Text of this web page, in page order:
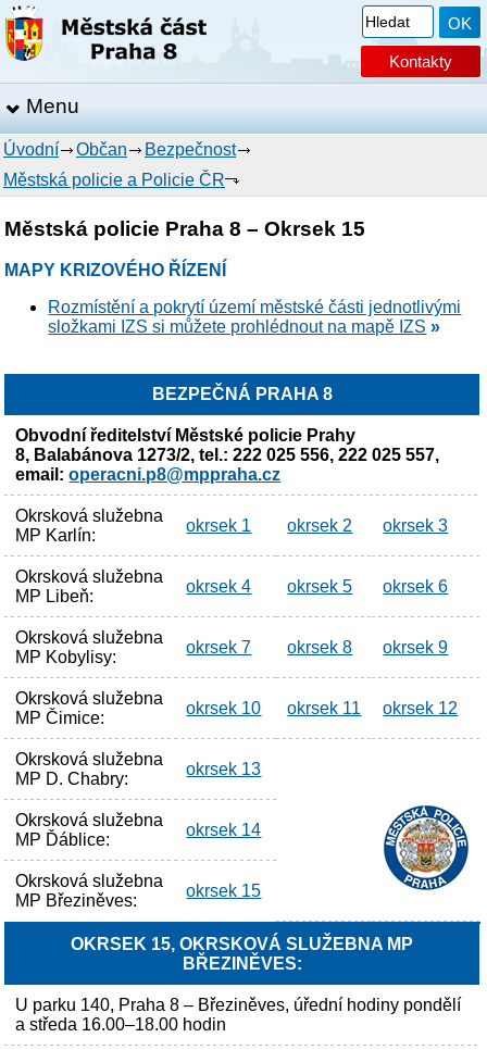
Kontakty
Menu
Úvodní Občan
Bezpečnost
Městská policie a Policie ČR
Městská policie Praha 8 – Okrsek 15
MAPY KRIZOVÉHO ŘÍZENÍ
Rozmístění a pokrytí území městské části jednotlivými
složkami IZS si můžete prohlédnout na mapě IZS »
BEZPEČNÁ PRAHA 8
Obvodní ředitelství Městské policie Prahy
8, Balabánova 1273/2, tel.: 222 025 556, 222 025 557,
email:operacni.p8@mppraha.cz
Okrsková služebna
MP Karlín:
okrsek 1 okrsek 2 okrsek 3
Okrsková služebna
MP Libeň:
okrsek 4 okrsek 5 okrsek 6
Okrsková služebna
MP Kobylisy:
okrsek 7 okrsek 8 okrsek 9
Okrsková služebna
MP Čimice:
okrsek 10 okrsek 11 okrsek 12
Okrsková služebna
MP D. Chabry:
okrsek 13
Okrsková služebna
MP Ďáblice:
okrsek 14
Okrsková služebna
MP Březiněves:
okrsek 15
OKRSEK 15, OKRSKOVÁ SLUŽEBNA MP
BŘEZINĚVES:
U parku 140, Praha 8 – Březiněves, úřední hodiny pondělí
a středa 16.00–18.00 hodin